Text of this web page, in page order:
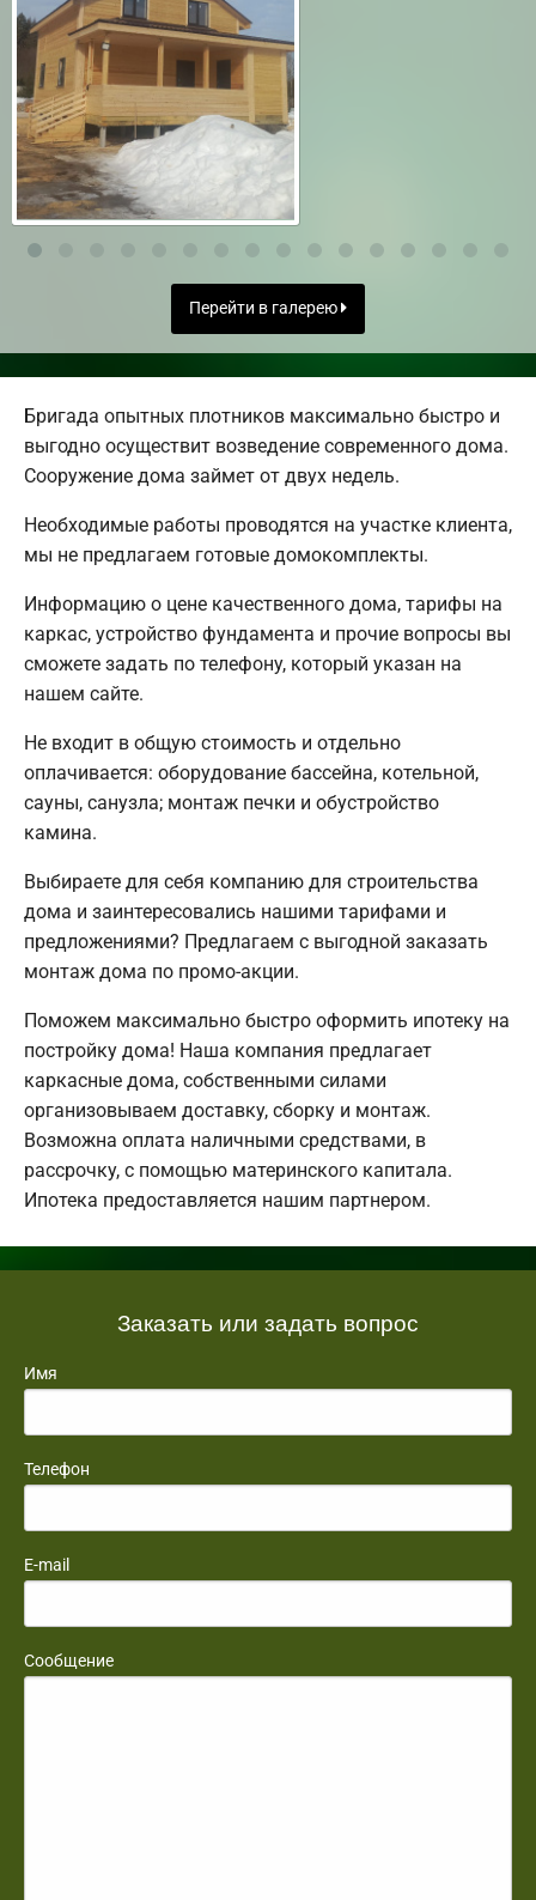
Перейти в галерею
Бригада опытных плотников максимально быстро и
выгодно осуществит возведение современного дома.
Сооружение дома займет от двух недель.
Необходимые работы проводятся на участке клиента,
мы не предлагаем готовые домокомплекты.
Информацию о цене качественного дома, тарифы на
каркас, устройство фундамента и прочие вопросы вы
сможете задать по телефону, который указан на
нашем сайте.
Не входит в общую стоимость и отдельно
оплачивается: оборудование бассейна, котельной,
сауны, санузла; монтаж печки и обустройство
камина.
Выбираете для себя компанию для строительства
дома и заинтересовались нашими тарифами и
предложениями? Предлагаем с выгодной заказать
монтаж дома по промо-акции.
Поможем максимально быстро оформить ипотеку на
постройку дома! Наша компания предлагает
каркасные дома, собственными силами
организовываем доставку, сборку и монтаж.
Возможна оплата наличными средствами, в
рассрочку, с помощью материнского капитала.
Ипотека предоставляется нашим партнером.
Заказать или задать вопрос
Имя
Телефон
E-mail
Сообщение